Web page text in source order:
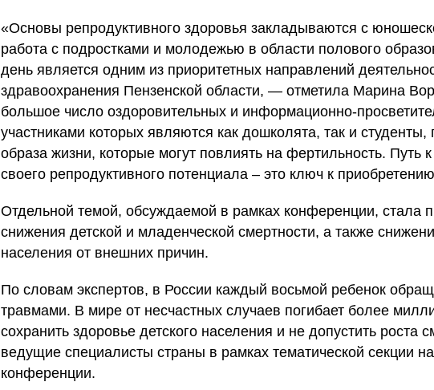
«Основы репродуктивного здоровья закладываются с
работа с подростками и молодежью в области полового
день является одним из приоритетных направлений
здравоохранения Пензенской области, — отметила Марина
большое число оздоровительных и информационно-
участниками которых являются как дошколята, так и студенты,
образа жизни, которые могут повлиять на фертильность.
своего репродуктивного потенциала – это ключ к
Отдельной темой, обсуждаемой в рамках конференции, стала
снижения детской и младенческой смертности, а также
населения от внешних причин.
По словам экспертов, в России каждый восьмой ребенок
травмами. В мире от несчастных случаев погибает более
сохранить здоровье детского населения и не допустить роста
ведущие специалисты страны в рамках тематической секции
конференции.